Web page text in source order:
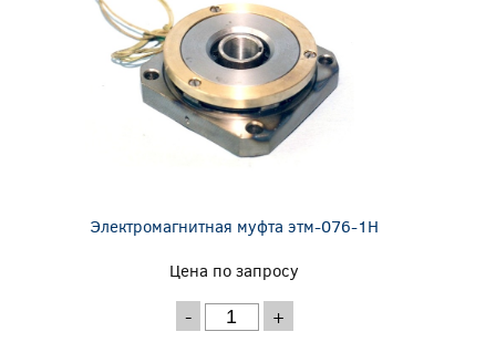
Электромагнитная муфта этм-076-1Н
Цена по запросу
- +